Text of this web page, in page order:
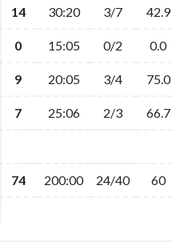
14 30:20 3/7 42.9
0 15:05 0/2 0.0
9 20:05 3/4 75.0
7 25:06 2/3 66.7
74 200:00 24/40 60
14 30:20 3/7 42.9
0 15:05 0/2 0.0
9 20:05 3/4 75.0
7 25:06 2/3 66.7
74 200:00 24/40 60